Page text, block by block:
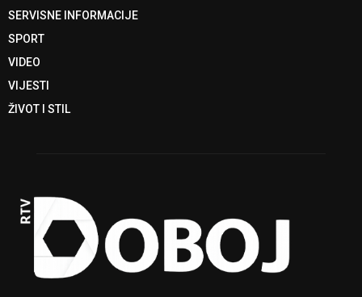
SERVISNE INFORMACIJE
SPORT
VIDEO
VIJESTI
ŽIVOT I STIL